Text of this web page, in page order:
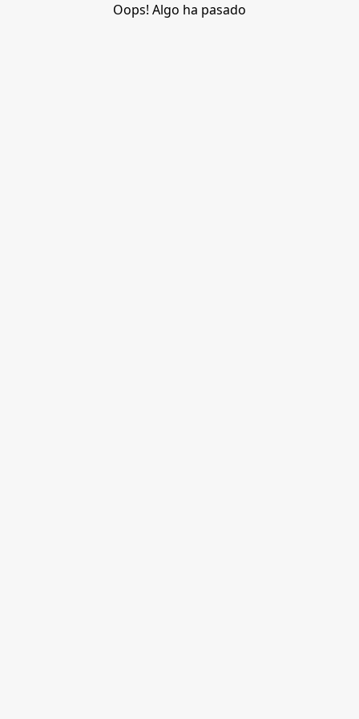
Oops! Algo ha pasado